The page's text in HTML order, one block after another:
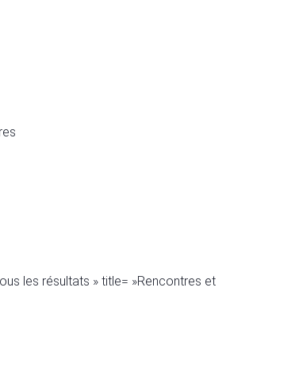
les résultats » title= »Rencontres et